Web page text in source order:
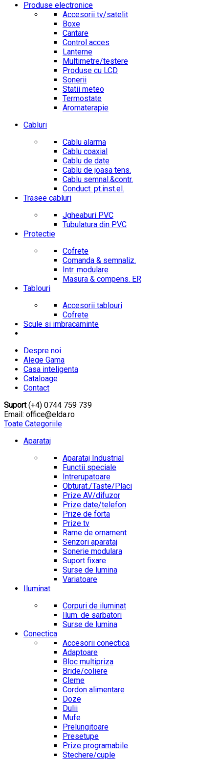
Produse electronice
Accesorii tv/satelit
Boxe
Cantare
Control acces
Lanterne
Multimetre/testere
Produse cu LCD
Sonerii
Statii meteo
Termostate
Aromaterapie
Cabluri
Cablu alarma
Cablu coaxial
Cablu de date
Cablu de joasa tens.
Cablu semnal.&contr.
Conduct. pt.inst.el.
Trasee cabluri
Jgheaburi PVC
Tubulatura din PVC
Protectie
Cofrete
Comanda & semnaliz.
Intr. modulare
Masura & compens. ER
Tablouri
Accesorii tablouri
Cofrete
Scule si imbracaminte
Despre noi
Alege Gama
Casa inteligenta
Cataloage
Contact
Suport(+4) 0744 759 739
Email: office@elda.ro
Toate Categoriile
Aparataj
Aparataj Industrial
Functii speciale
Intrerupatoare
Obturat./Taste/Placi
Prize AV/difuzor
Prize date/telefon
Prize de forta
Prize tv
Rame de ornament
Senzori aparataj
Sonerie modulara
Suport fixare
Surse de lumina
Variatoare
Iluminat
Corpuri de iluminat
Ilum. de sarbatori
Surse de lumina
Conectica
Accesorii conectica
Adaptoare
Bloc multipriza
Bride/coliere
Cleme
Cordon alimentare
Doze
Dulii
Mufe
Prelungitoare
Presetupe
Prize programabile
Stechere/cuple